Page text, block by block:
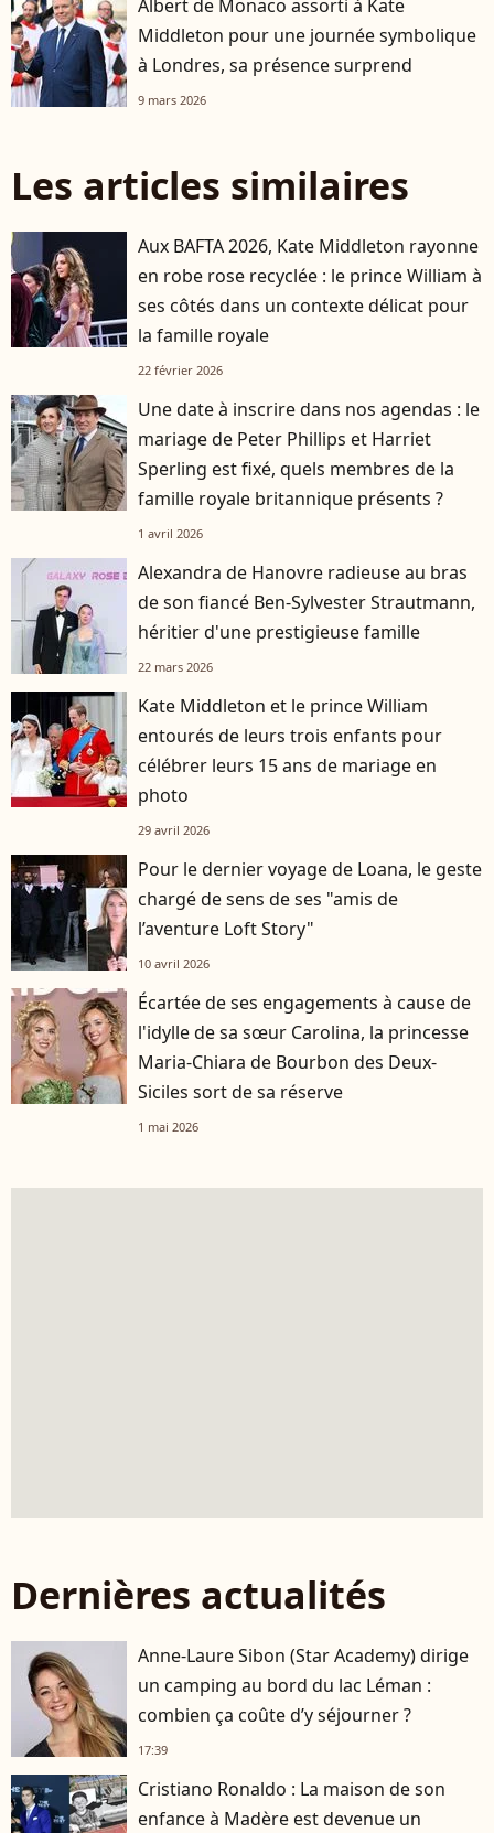
Albert de Monaco assorti à Kate
Middleton pour une journée symbolique
à Londres, sa présence surprend
9 mars 2026
Les articles similaires
Aux BAFTA 2026, Kate Middleton rayonne
en robe rose recyclée : le prince William à
ses côtés dans un contexte délicat pour
la famille royale
22 février 2026
Une date à inscrire dans nos agendas : le
mariage de Peter Phillips et Harriet
Sperling est fixé, quels membres de la
famille royale britannique présents ?
1 avril 2026
Alexandra de Hanovre radieuse au bras
de son fiancé Ben-Sylvester Strautmann,
héritier d'une prestigieuse famille
22 mars 2026
Kate Middleton et le prince William
entourés de leurs trois enfants pour
célébrer leurs 15 ans de mariage en
photo
29 avril 2026
Pour le dernier voyage de Loana, le geste
chargé de sens de ses "amis de
l’aventure Loft Story"
10 avril 2026
Écartée de ses engagements à cause de
l'idylle de sa sœur Carolina, la princesse
Maria-Chiara de Bourbon des Deux-
Siciles sort de sa réserve
1 mai 2026
Dernières actualités
Anne-Laure Sibon (Star Academy) dirige
un camping au bord du lac Léman :
combien ça coûte d’y séjourner ?
17:39
Cristiano Ronaldo : La maison de son
enfance à Madère est devenue un